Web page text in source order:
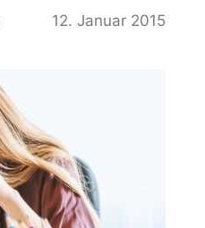
12. Januar 2015